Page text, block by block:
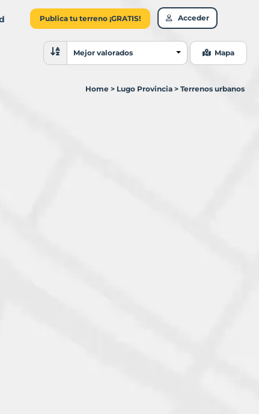
Publica tu terreno ¡GRATIS! Acceder
Ordenar resultados
Mejor valorados Mapa
Home > Lugo Provincia > Terrenos urbanos